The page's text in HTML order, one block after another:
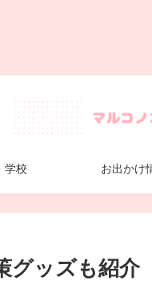
学校 お出かけ
グッズも紹介